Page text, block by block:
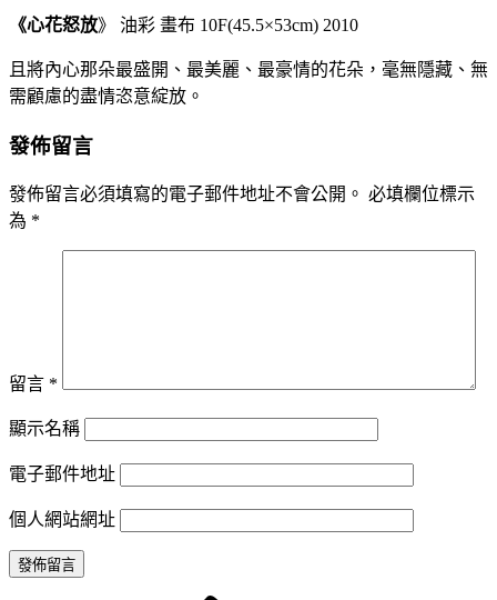
《心花怒放》 油彩 畫布 10F(45.5×53cm) 2010
且將內心那朵最盛開、最美麗、最豪情的花朵，毫無隱藏、無
需顧慮的盡情恣意綻放。
發佈留言
發佈留言必須填寫的電子郵件地址不會公開。 必填欄位標示
為 *
留言 *
顯示名稱
電子郵件地址
個人網站網址